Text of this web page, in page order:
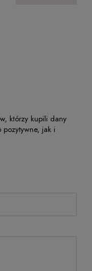
którzy kupili dany
pozytywne, jak i